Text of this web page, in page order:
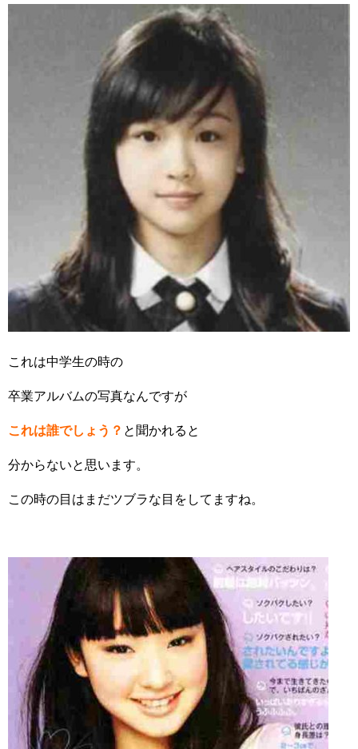
これは中学生の時の
卒業アルバムの写真なんですが
これは誰でしょう？ と聞かれると
分からないと思います。
この時の目はまだツブラな目をしてますね。